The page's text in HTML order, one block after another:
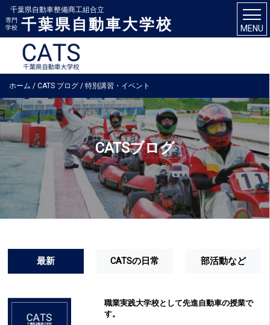
ホーム / CATS ブログ / 特別講習・イベント
千葉県自動車整備商工組合立
専門
学校 千葉県自動車大学校 MENU
CATSブログ
最新 CATSの日常 部活動など
職業実践大学校として先進自動車の授業で
す。